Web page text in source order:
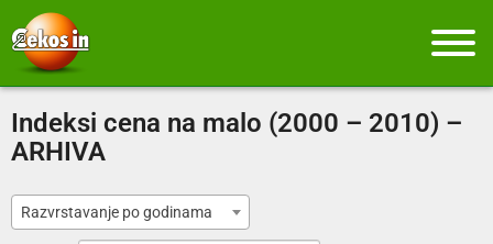
Indeksi cena na malo (2000 – 2010) –
ARHIVA
Razvrstavanje po godinama